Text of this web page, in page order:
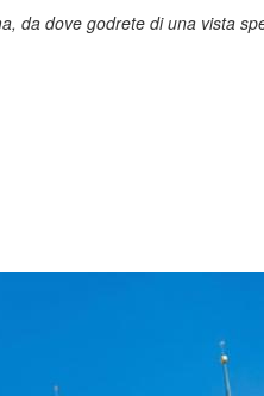
da dove godrete di una vista